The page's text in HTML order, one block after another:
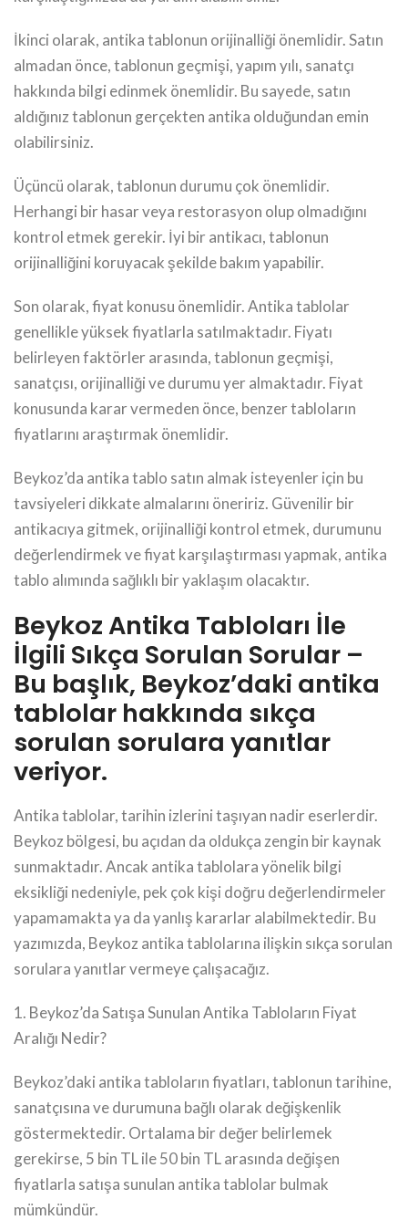
İkinci olarak, antika tablonun orijinalliği önemlidir. Satın
almadan önce, tablonun geçmişi, yapım yılı, sanatçı
hakkında bilgi edinmek önemlidir. Bu sayede, satın
aldığınız tablonun gerçekten antika olduğundan emin
olabilirsiniz.
Üçüncü olarak, tablonun durumu çok önemlidir.
Herhangi bir hasar veya restorasyon olup olmadığını
kontrol etmek gerekir. İyi bir antikacı, tablonun
orijinalliğini koruyacak şekilde bakım yapabilir.
Son olarak, fiyat konusu önemlidir. Antika tablolar
genellikle yüksek fiyatlarla satılmaktadır. Fiyatı
belirleyen faktörler arasında, tablonun geçmişi,
sanatçısı, orijinalliği ve durumu yer almaktadır. Fiyat
konusunda karar vermeden önce, benzer tabloların
fiyatlarını araştırmak önemlidir.
Beykoz’da antika tablo satın almak isteyenler için bu
tavsiyeleri dikkate almalarını öneririz. Güvenilir bir
antikacıya gitmek, orijinalliği kontrol etmek, durumunu
değerlendirmek ve fiyat karşılaştırması yapmak, antika
tablo alımında sağlıklı bir yaklaşım olacaktır.
Beykoz Antika Tabloları İle
İlgili Sıkça Sorulan Sorular –
Bu başlık, Beykoz’daki antika
tablolar hakkında sıkça
sorulan sorulara yanıtlar
veriyor.
Antika tablolar, tarihin izlerini taşıyan nadir eserlerdir.
Beykoz bölgesi, bu açıdan da oldukça zengin bir kaynak
sunmaktadır. Ancak antika tablolara yönelik bilgi
eksikliği nedeniyle, pek çok kişi doğru değerlendirmeler
yapamamakta ya da yanlış kararlar alabilmektedir. Bu
yazımızda, Beykoz antika tablolarına ilişkin sıkça sorulan
sorulara yanıtlar vermeye çalışacağız.
1. Beykoz’da Satışa Sunulan Antika Tabloların Fiyat
Aralığı Nedir?
Beykoz’daki antika tabloların fiyatları, tablonun tarihine,
sanatçısına ve durumuna bağlı olarak değişkenlik
göstermektedir. Ortalama bir değer belirlemek
gerekirse, 5 bin TL ile 50 bin TL arasında değişen
fiyatlarla satışa sunulan antika tablolar bulmak
mümkündür.